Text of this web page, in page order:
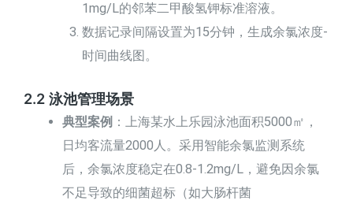
1mg/L的邻苯二甲酸氢钾标准溶液。
数据记录间隔设置为15分钟，生成余氯浓度-
时间曲线图。
2.2 泳池管理场景
典型案例 ：上海某水上乐园泳池面积5000㎡，
日均客流量2000人。采用智能余氯监测系统
后，余氯浓度稳定在0.8-1.2mg/L，避免因余氯
不足导致的细菌超标（如大肠杆菌